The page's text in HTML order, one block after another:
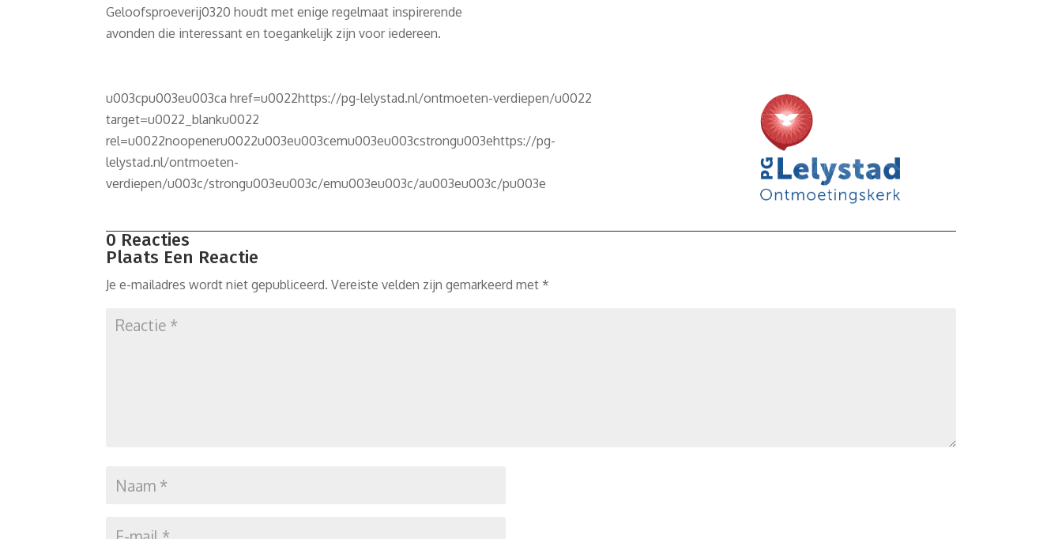
Geloofsproeverij0320 houdt met enige regelmaat inspirerende
avonden die interessant en toegankelijk zijn voor iedereen.
u003cpu003eu003ca href=u0022https://pg-lelystad.nl/ontmoeten-verdiepen/u0022
target=u0022_blanku0022
rel=u0022noopeneru0022u003eu003cemu003eu003cstrongu003ehttps://pg-
lelystad.nl/ontmoeten-
verdiepen/u003c/strongu003eu003c/emu003eu003c/au003eu003c/pu003e
0 Reacties
Plaats Een Reactie
Je e-mailadres wordt niet gepubliceerd. Vereiste velden zijn gemarkeerd met *